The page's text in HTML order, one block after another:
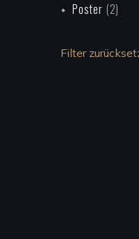
Poster (2)
Filter